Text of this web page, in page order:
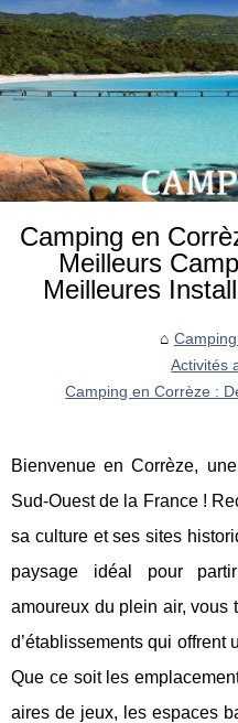
Camping en
Meilleurs
Meilleures
Activités
Camping en Corrèze :
Bienvenue en Corrèze,
Sud-Ouest de la France !
sa culture et ses sites
paysage idéal pour
amoureux du plein air, vous
d’établissements qui offrent
Que ce soit les
aires de jeux, les espaces